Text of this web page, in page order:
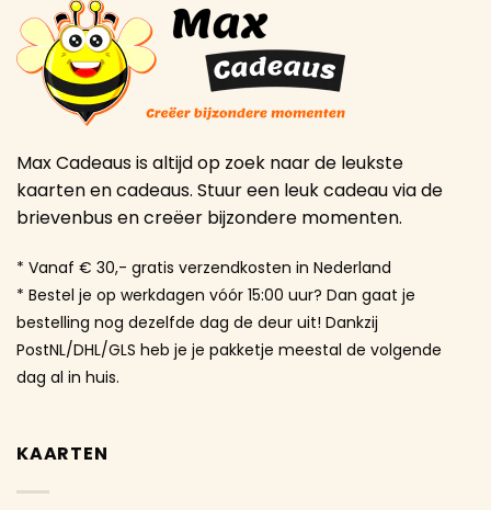
Max Cadeaus is altijd op zoek naar de leukste
kaarten en cadeaus. Stuur een leuk cadeau via de
brievenbus en creëer bijzondere momenten.
* Vanaf € 30,- gratis verzendkosten in Nederland
* Bestel je op werkdagen vóór 15:00 uur? Dan gaat je
bestelling nog dezelfde dag de deur uit! Dankzij
PostNL/DHL/GLS heb je je pakketje meestal de volgende
dag al in huis.
KAARTEN